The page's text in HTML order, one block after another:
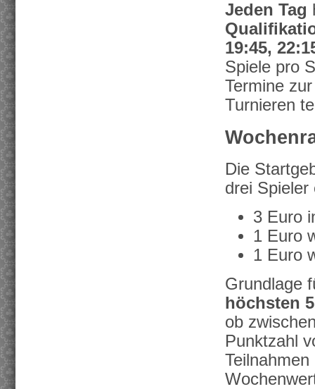
Jeden Tag
19:45,
Spiele pro
Termine
Turnieren
Die
drei Spieler
3 Euro
1 Euro
1 Euro
Grundlage
höchsten
ob
Punktzahl